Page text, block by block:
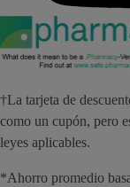
†La tarjeta de
como un cupón, pero
leyes aplicables.
*Ahorro promedio